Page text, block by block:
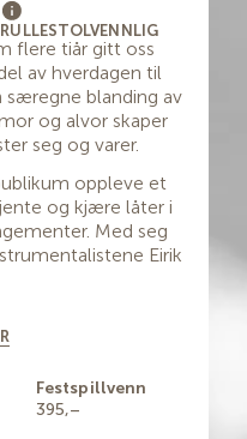
RULLESTOLVENNLIG
flere tiår gitt oss
av hverdagen til
særegne blanding av
og alvor skaper
seg og varer.
oppleve et
og kjære låter i
Med seg
Eirik
og tilfører varme
lydbilde.
og levende
melodier, gode
Festspillvenn
395,–